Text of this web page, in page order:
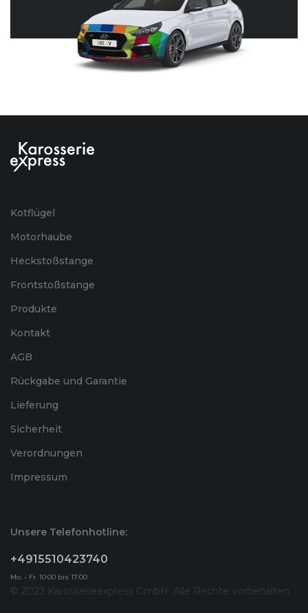
Kotflügel
Motorhaube
Heckstoßstange
Frontstoßstange
Produkte
Kontakt
AGB
Rückgabe und Garantie
Lieferung
Sicherheit
Verordnungen
Impressum
Unsere Telefonhotline:
+4915510423740
Mo. - Fr. 10:00 bis 17:00
© 2022 Karosserieexpress GmbH. Alle Rechte vorbehalten.